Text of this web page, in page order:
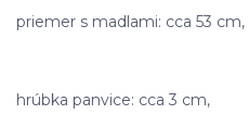
priemer s madlami: cca 53 cm,
hrúbka panvice: cca 3 cm,